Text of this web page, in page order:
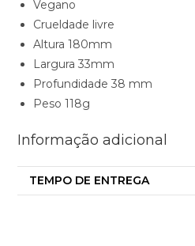
Vegano
Crueldade livre
Altura 180mm
Largura 33mm
Profundidade 38 mm
Peso 118g
Informação adicional
TEMPO DE ENTREGA